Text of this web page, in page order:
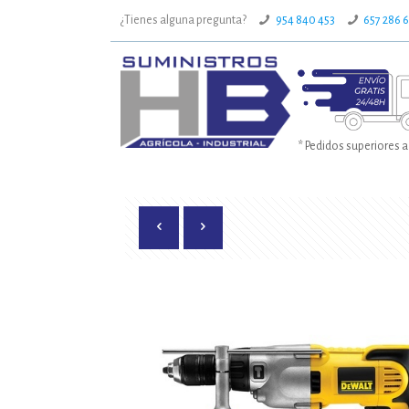
¿Tienes alguna pregunta? 954 840 453 657 286
* Pedidos superiores